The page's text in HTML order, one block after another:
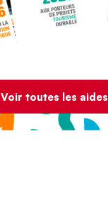
Voir toutes les aides